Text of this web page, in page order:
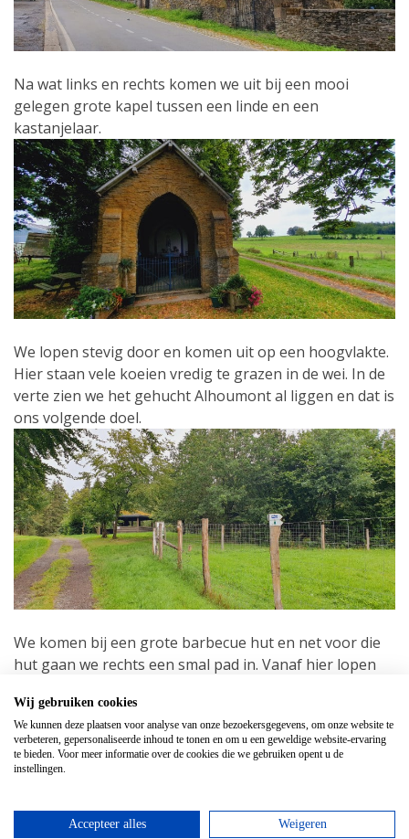
Na wat links en rechts komen we uit bij een mooi
gelegen grote kapel tussen een linde en een
kastanjelaar.
We lopen stevig door en komen uit op een hoogvlakte.
Hier staan vele koeien vredig te grazen in de wei. In de
verte zien we het gehucht Alhoumont al liggen en dat is
ons volgende doel.
We komen bij een grote barbecue hut en net voor die
hut gaan we rechts een smal pad in. Vanaf hier lopen
volgt ook deze route.
Wij gebruiken cookies
We kunnen deze plaatsen voor analyse van onze bezoekersgegevens, om onze website te
verbeteren, gepersonaliseerde inhoud te tonen en om u een geweldige website-ervaring
te bieden. Voor meer informatie over de cookies die we gebruiken opent u de
instellingen.
Accepteer alles Weigeren